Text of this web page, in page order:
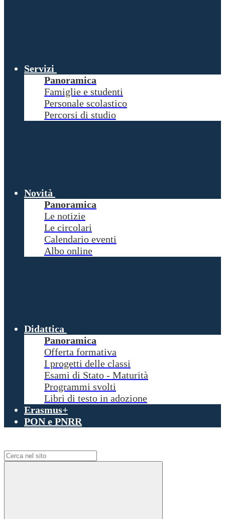
Servizi
Panoramica
Famiglie e studenti
Personale scolastico
Percorsi di studio
Novità
Panoramica
Le notizie
Le circolari
Calendario eventi
Albo online
Didattica
Panoramica
Offerta formativa
I progetti delle classi
Esami di Stato - Maturità
Programmi svolti
Libri di testo in adozione
Erasmus+
PON e PNRR